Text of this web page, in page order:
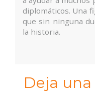
diplomáticos. Una
que sin ninguna
la historia.
Deja